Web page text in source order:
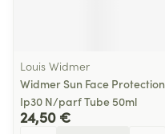
Louis Widmer
Widmer Sun Face Protection
Ip30 N/parf Tube 50ml
24,50 €